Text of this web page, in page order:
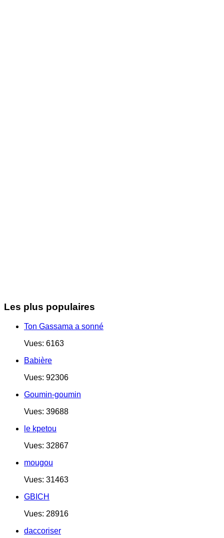
Les plus populaires
Ton Gassama a sonné
Vues: 6163
Babière
Vues: 92306
Goumin-goumin
Vues: 39688
le kpetou
Vues: 32867
mougou
Vues: 31463
GBICH
Vues: 28916
daccoriser